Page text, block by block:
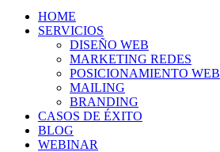
HOME
SERVICIOS
DISEÑO WEB
MARKETING REDES
POSICIONAMIENTO WEB
MAILING
BRANDING
CASOS DE ÉXITO
BLOG
WEBINAR